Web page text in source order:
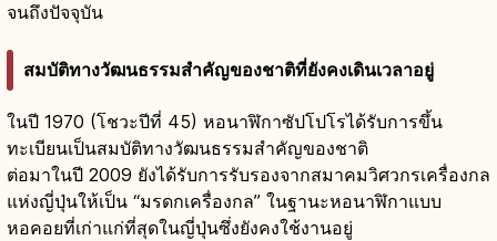
จนถึงปัจจุบัน
สมบัติทางวัฒนธรรมสำคัญของชาติที่ยังคงเดินเวลาอยู่
ในปี 1970 (โชวะปีที่ 45) หอนาฬิกาซัปโปโรได้รับการขึ้น
ทะเบียนเป็นสมบัติทางวัฒนธรรมสำคัญของชาติ
ต่อมาในปี 2009 ยังได้รับการรับรองจากสมาคมวิศวกรเครื่องกล
แห่งญี่ปุ่นให้เป็น “มรดกเครื่องกล” ในฐานะหอนาฬิกาแบบ
หอคอยที่เก่าแก่ที่สุดในญี่ปุ่นซึ่งยังคงใช้งานอยู่